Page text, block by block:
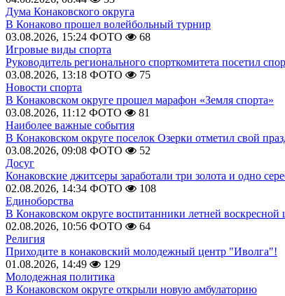
Дума Конаковского округа
В Конаково прошел волейбольный турнир
03.08.2026, 15:24 ФОТО
68
Игровые виды спорта
Руководитель регионального спорткомитета посетил
03.08.2026, 13:18 ФОТО
75
Новости спорта
В Конаковском округе прошел марафон «Земля спорта»
03.08.2026, 11:12 ФОТО
81
Наиболее важные события
В Конаковском округе поселок Озерки отметил свой
03.08.2026, 09:08 ФОТО
52
Досуг
Конаковские джитсеры заработали три золота и одно
02.08.2026, 14:34 ФОТО
108
Единоборства
В Конаковском округе воспитанники летней
02.08.2026, 10:56 ФОТО
64
Религия
Приходите в конаковский молодежный центр "Иволга"!
01.08.2026, 14:49
129
Молодежная политика
В Конаковском округе открыли новую амбулаторию